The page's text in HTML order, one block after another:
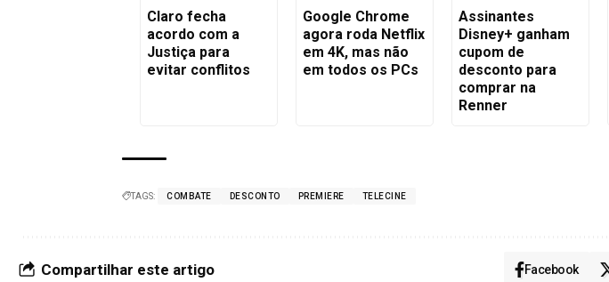
Claro fecha
acordo com a
Justiça para
evitar conflitos
Google Chrome
agora roda Netflix
em 4K, mas não
em todos os PCs
Assinantes
Disney+ ganham
cupom de
desconto para
comprar na
Renner
TAGS: COMBATE DESCONTO PREMIERE TELECINE
Compartilhar este artigo Facebook